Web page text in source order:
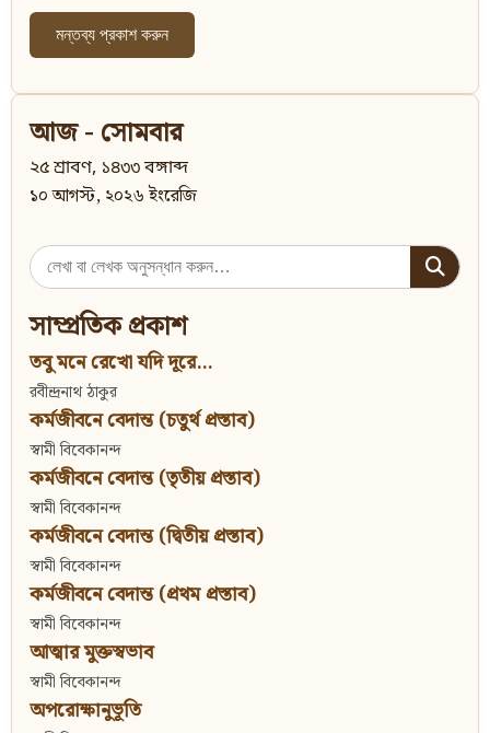
আজ - সোমবার
২৫ শ্রাবণ, ১৪৩৩ বঙ্গাব্দ
১০ আগস্ট, ২০২৬ ইংরেজি
Search
for:
সাম্প্রতিক প্রকাশ
তবু মনে রেখো যদি দূরে...
রবীন্দ্রনাথ ঠাকুর
কর্মজীবনে বেদান্ত (চতুর্থ প্রস্তাব)
স্বামী বিবেকানন্দ
কর্মজীবনে বেদান্ত (তৃতীয় প্রস্তাব)
স্বামী বিবেকানন্দ
কর্মজীবনে বেদান্ত (দ্বিতীয় প্রস্তাব)
স্বামী বিবেকানন্দ
কর্মজীবনে বেদান্ত (প্রথম প্রস্তাব)
স্বামী বিবেকানন্দ
আত্মার মুক্তস্বভাব
স্বামী বিবেকানন্দ
অপরোক্ষানুভূতি